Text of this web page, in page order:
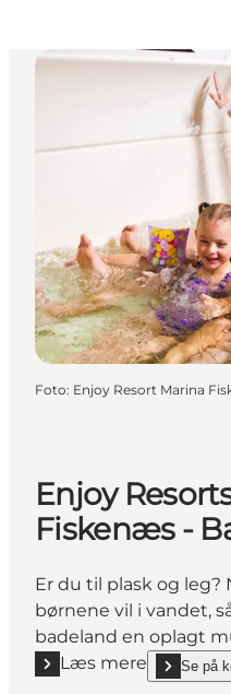
Foto: Enjoy Resort Marina
Enjoy
Fiskenæs -
Er du til plask og leg?
børnene vil i vandet,
badeland en oplagt
Læs mere
Læs mere "EnjoySe på
show